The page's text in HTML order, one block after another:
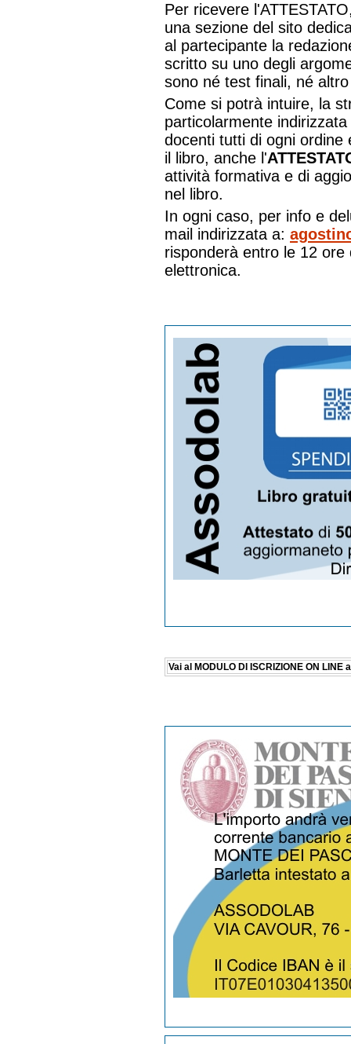
Per ricevere
una sezione del sito
al partecipante la
scritto su uno degli
sono né test finali, né
Come si potrà intuire, la
particolarmente
docenti tutti di ogni ordine
il libro, anche l'
attività formativa e di
nel libro.
In ogni caso, per info e
mail indirizzata a:
risponderà entro le 12
elettronica.
Vai al MODULO DI ISCRIZIONE ON